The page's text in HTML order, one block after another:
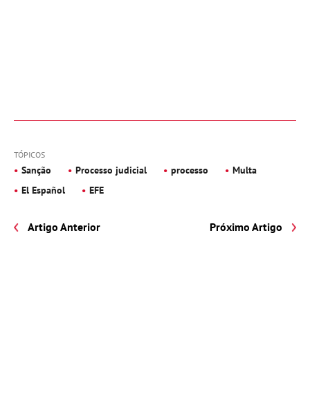
TÓPICOS
Sanção Processo judicial processo
Multa
El Español
EFE
Artigo Anterior Próximo Artigo